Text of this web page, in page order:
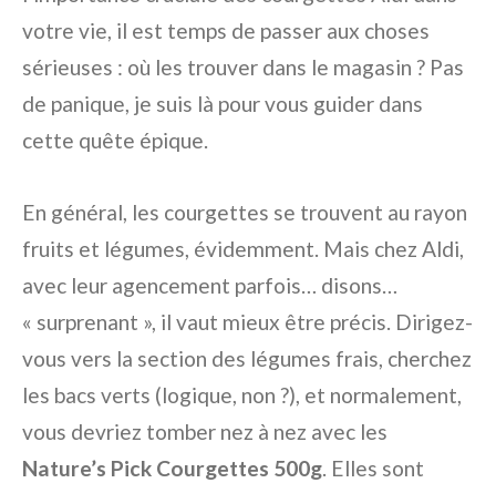
votre vie, il est temps de passer aux choses
sérieuses : où les trouver dans le magasin ? Pas
de panique, je suis là pour vous guider dans
cette quête épique.
En général, les courgettes se trouvent au rayon
fruits et légumes, évidemment. Mais chez Aldi,
avec leur agencement parfois… disons…
« surprenant », il vaut mieux être précis. Dirigez-
vous vers la section des légumes frais, cherchez
les bacs verts (logique, non ?), et normalement,
vous devriez tomber nez à nez avec les
Nature’s Pick Courgettes 500g. Elles sont